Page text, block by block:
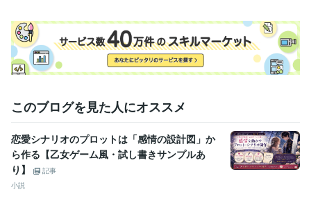
このブログを見た人にオススメ
恋愛シナリオのプロットは「感情の設計図」か
ら作る【乙女ゲーム風・試し書きサンプルあ
り】
記事
小説